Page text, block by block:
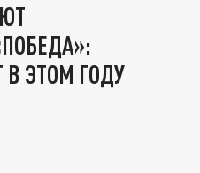
ЭТОМ ГОДУ